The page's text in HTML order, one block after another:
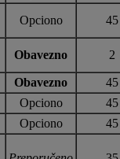
Opciono 45
Obavezno 2
Obavezno 45
Opciono 45
Opciono 45